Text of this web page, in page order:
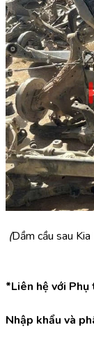
(Dầm cầu sau
*Liên hệ với Phụ
Nhập khẩu và